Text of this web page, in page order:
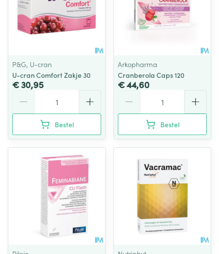
P&G, U-cran
U-cran Comfort Zakje 30
€ 30,95
Bestel
Arkopharma
Cranberola Caps 120
€ 44,60
Bestel